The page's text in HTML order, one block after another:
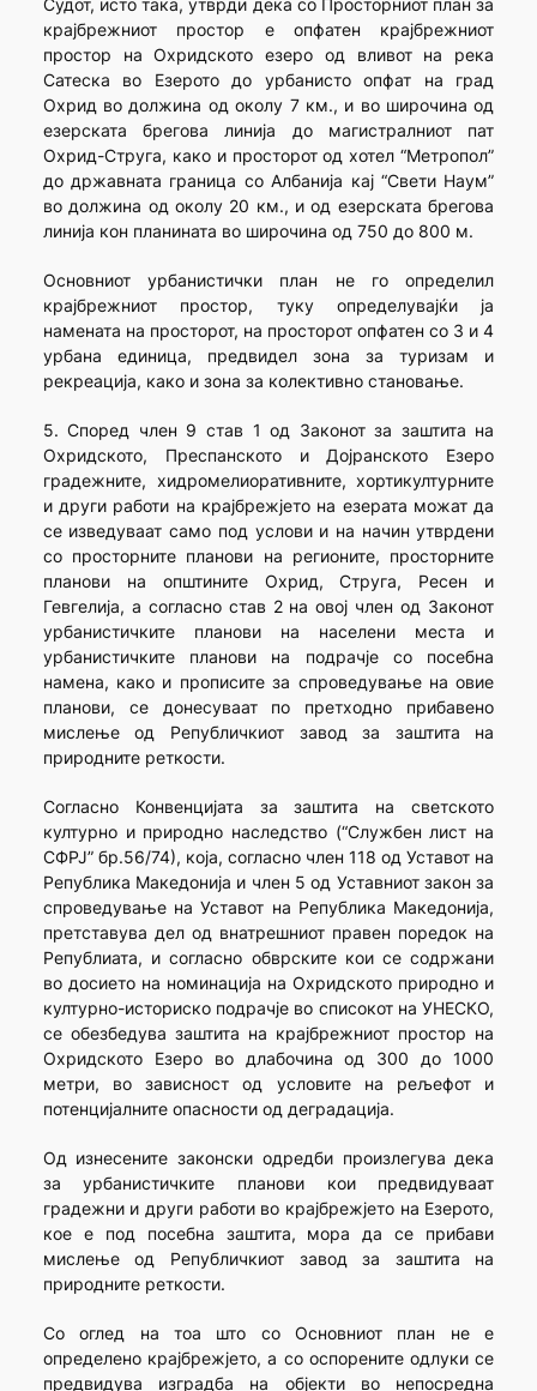
Судот, исто така, утврди дека со Просторниот план за
крајбрежниот простор е опфатен крајбрежниот
простор на Охридското езеро од вливот на река
Сатеска во Езерото до урбанисто опфат на град
Охрид во должина од околу 7 км., и во широчина од
езерската брегова линија до магистралниот пат
Охрид-Струга, како и просторот од хотел “Метропол”
до државната граница со Албанија кај “Свети Наум”
во должина од околу 20 км., и од езерската брегова
линија кон планината во широчина од 750 до 800 м.
Основниот урбанистички план не го определил
крајбрежниот простор, туку определувајќи ја
намената на просторот, на просторот опфатен со 3 и 4
урбана единица, предвидел зона за туризам и
рекреација, како и зона за колективно становање.
5. Според член 9 став 1 од Законот за заштита на
Охридското, Преспанското и Дојранското Езеро
градежните, хидромелиоративните, хортикултурните
и други работи на крајбрежјето на езерата можат да
се изведуваат само под услови и на начин утврдени
со просторните планови на регионите, просторните
планови на општините Охрид, Струга, Ресен и
Гевгелија, а согласно став 2 на овој член од Законот
урбанистичките планови на населени места и
урбанистичките планови на подрачје со посебна
намена, како и прописите за спроведување на овие
планови, се донесуваат по претходно прибавено
мислење од Републичкиот завод за заштита на
природните реткости.
Согласно Конвенцијата за заштита на светското
културно и природно наследство (“Службен лист на
СФРЈ” бр.56/74), која, согласно член 118 од Уставот на
Република Македонија и член 5 од Уставниот закон за
спроведување на Уставот на Република Македонија,
претставува дел од внатрешниот правен поредок на
Републиата, и согласно обврските кои се содржани
во досието на номинација на Охридското природно и
културно-историско подрачје во списокот на УНЕСКО,
се обезбедува заштита на крајбрежниот простор на
Охридското Езеро во длабочина од 300 до 1000
метри, во зависност од условите на рељефот и
потенцијалните опасности од деградација.
Од изнесените законски одредби произлегува дека
за урбанистичките планови кои предвидуваат
градежни и други работи во крајбрежјето на Езерото,
кое е под посебна заштита, мора да се прибави
мислење од Републичкиот завод за заштита на
природните реткости.
Со оглед на тоа што со Основниот план не е
определено крајбрежјето, а со оспорените одлуки се
предвидува изградба на објекти во непосредна